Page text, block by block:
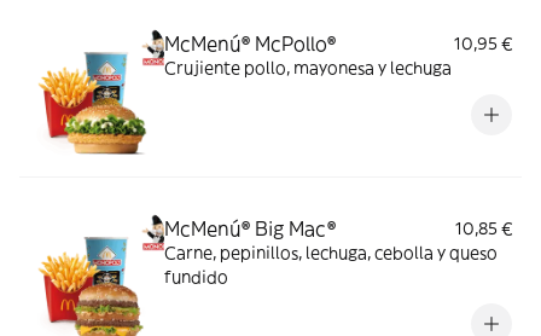
McMenú® McPollo®
10,95 €
Crujiente pollo, mayonesa y lechuga
McMenú® Big Mac®
10,85 €
Carne, pepinillos, lechuga, cebolla y queso
fundido